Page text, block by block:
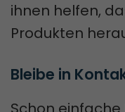
ihnen helfen,
Produkten
Bleibe in